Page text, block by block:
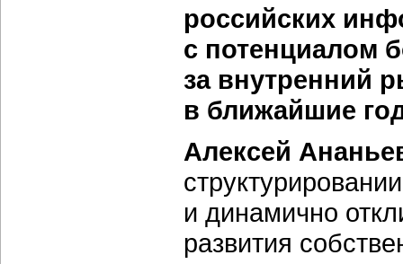
российских
с потенциалом
за внутренний
в ближайшие
Алексей
и динамично
развития